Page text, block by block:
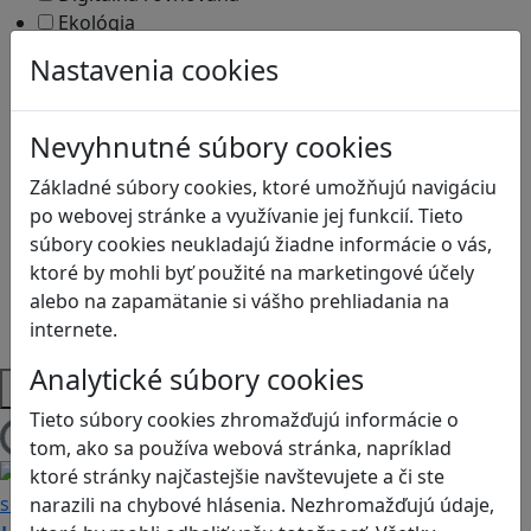
Nastavenia cookies
Nevyhnutné súbory cookies
Základné súbory cookies, ktoré umožňujú navigáciu
po webovej stránke a využívanie jej funkcií. Tieto
súbory cookies neukladajú žiadne informácie o vás,
ktoré by mohli byť použité na marketingové účely
alebo na zapamätanie si vášho prehliadania na
internete.
Analytické súbory cookies
Tieto súbory cookies zhromažďujú informácie o
tom, ako sa používa webová stránka, napríklad
ktoré stránky najčastejšie navštevujete a či ste
narazili na chybové hlásenia. Nezhromažďujú údaje,
Ekológia
Kreativita
Kritické myslenie
Kyberšikana
Logické myslenie
Ľudské práva a tolerancia
Motorika a koncentrácia
Programovanie/Technika
Sociálne zručnosti a kooperácia
Strategické myslenie
Zdravie a pohyb
Platformy
Načítam blogy